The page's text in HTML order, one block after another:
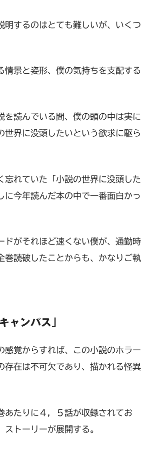
明するのはとても難しいが、いくつ
景と姿形、僕の気持ちを支配する
を読んでいる間、僕の頭の中は実に
世界に没頭したいという欲求に駆ら
れていた「小説の世界に没頭した
に今年読んだ本の中で一番面白かっ
ドがそれほど速くない僕が、通勤時
巻読破したことからも、かなりご執
ャンパス」
感覚からすれば、この小説のホラー
存在は不可欠であり、描かれる怪異
あたりに４，５話が収録されてお
トーリーが展開する。